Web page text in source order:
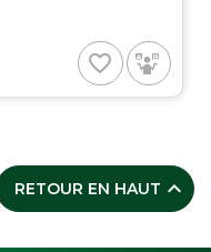
favorite_border
RETOUR EN HAUT 